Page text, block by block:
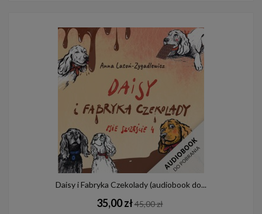
Daisy i Fabryka Czekolady (audiobook do...
35,00 zł45,00 zł